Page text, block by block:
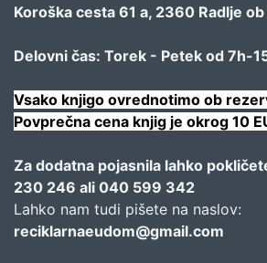
Koroška cesta 61 a, 2360 Radlje
Delovni čas: Torek - Petek od 7h-
Vsako knjigo ovrednotimo ob
Povprečna cena knjig je okrog 10
Za dodatna pojasnila lahko
230 246 ali 040 599 342
Lahko nam tudi pišete na naslov:
reciklarnaeudom@gmail.com